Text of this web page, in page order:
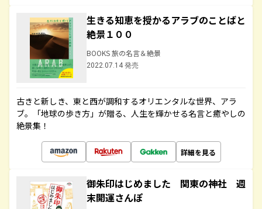
生きる知恵を授かるアラブのことばと
絶景１００
BOOKS 旅の名言＆絶景
2022.07.14 発売
古きと新しき、東と西が調和するオリエンタルな世界、アラ
ブ。「地球の歩き方」が贈る、人生を輝かせる名言と癒やしの
絶景集！
詳細を見る
御朱印はじめました 関東の神社 週
末開運さんぽ